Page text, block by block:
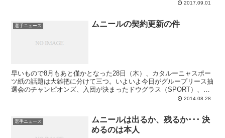
サ移籍となるのか、それはそれで気になるのですが、その可否にかか
2017.09.01
選手ニュース ムニールの契約更新の件
早いもので8月もあと僅かとなった28日（木）、カタルーニャスポー
ツ紙の話題は大雑把に分けて三つ。いよいよ今日がグループリース抽
選会のチャンピオンズ、入団が決まったドウグラス（SPORT）、そ
して期待の若手ムニール（MD）です。あとは心調律異常から回復
ラスに関してはMD紙が電話インタビューに成功していまして、真っ
先に交渉情報を報じたと胸を張るライバルSPORTとしましては、相
当に悔しいんじゃないかと想像します。
2014.08.28
選手ニュース
ムニールは出るか、残るか･･･ 決
めるのは本人